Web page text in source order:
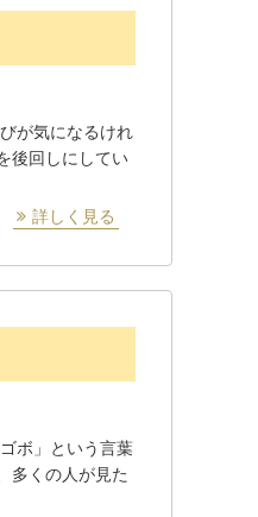
が気になるけれ
後回しにしてい
詳しく見る
ボ」という言葉
多くの人が見た